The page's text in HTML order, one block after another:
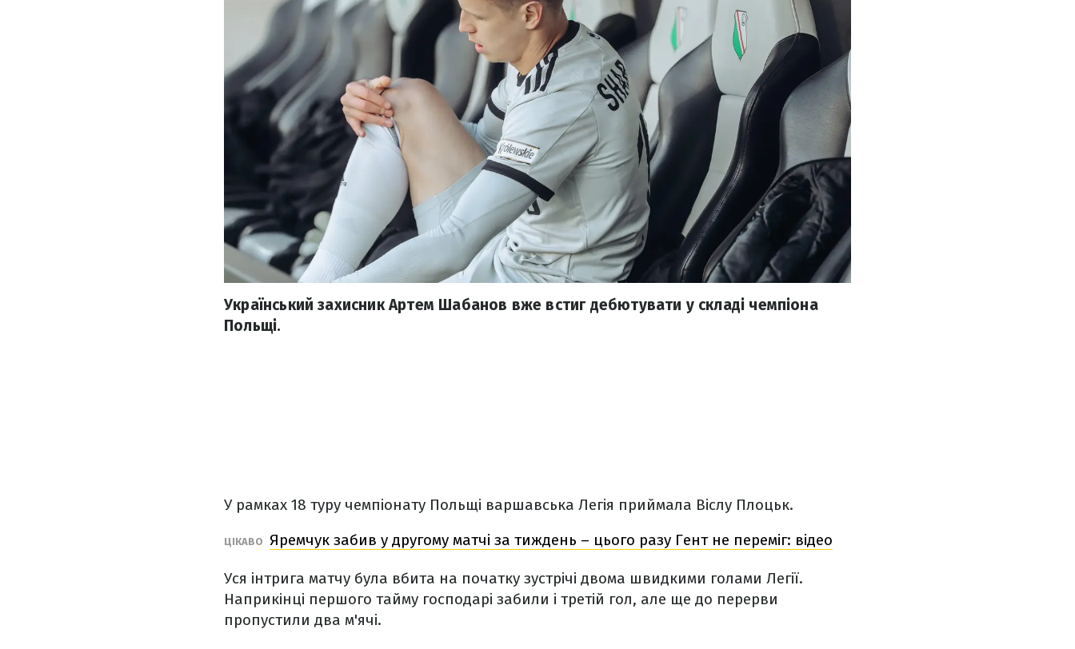
Український захисник Артем Шабанов вже встиг дебютувати у складі чемпіона
Польщі.
У рамках 18 туру чемпіонату Польщі варшавська Легія приймала Віслу Плоцьк.
ЦІКАВО Яремчук забив у другому матчі за тиждень – цього разу Гент не переміг: відео
Уся інтрига матчу була вбита на початку зустрічі двома швидкими голами Легії.
Наприкінці першого тайму господарі забили і третій гол, але ще до перерви
пропустили два м'ячі.